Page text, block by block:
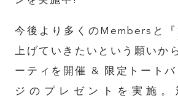
今後より多くのMembersと『
上げていきたいという願いか
ーティを開催 & 限定トートバ
ジのプレゼントを実施。